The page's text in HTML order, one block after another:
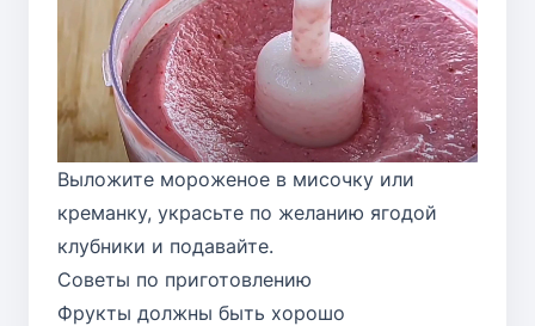
Выложите мороженое в мисочку или
креманку, украсьте по желанию ягодой
клубники и подавайте.
Советы по приготовлению
Фрукты должны быть хорошо